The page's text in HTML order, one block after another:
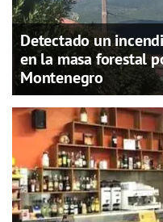
Detectado un
en la masa forestal
Montenegro